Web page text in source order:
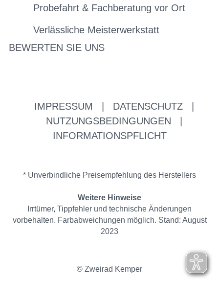
Probefahrt & Fachberatung vor Ort
Verlässliche Meisterwerkstatt
BEWERTEN SIE UNS
IMPRESSUM DATENSCHUTZ
NUTZUNGSBEDINGUNGEN
INFORMATIONSPFLICHT
* Unverbindliche Preisempfehlung des Herstellers
Weitere Hinweise
Irrtümer, Tippfehler und technische Änderungen
vorbehalten. Farbabweichungen möglich. Stand: August
2023
© Zweirad Kemper